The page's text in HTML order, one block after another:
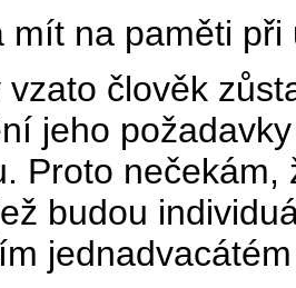
mít na paměti
vzato člověk
jeho
Proto
budou